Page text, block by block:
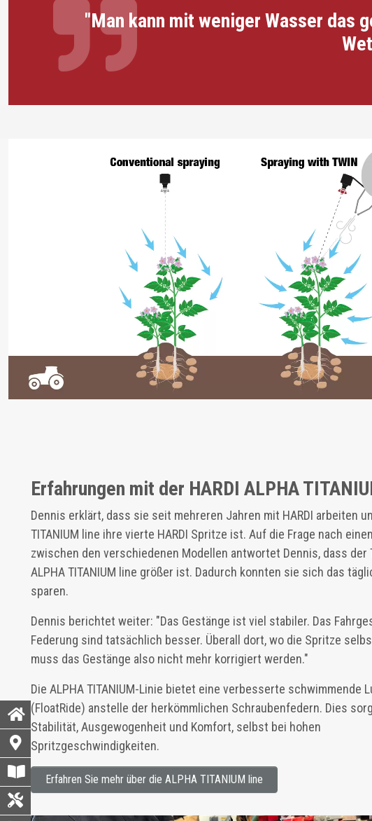
"Man kann mit weniger Wasser das
Erfahrungen mit der HARDI ALPHA
Dennis erklärt, dass sie seit mehreren Jahren mit HARDI arbeiten
TITANIUM line ihre vierte HARDI Spritze ist. Auf die Frage nach
zwischen den verschiedenen Modellen antwortet Dennis, dass der
ALPHA TITANIUM line größer ist. Dadurch konnten sie sich das
sparen.
Dennis berichtet weiter: "Das Gestänge ist viel stabiler. Das
Federung sind tatsächlich besser. Überall dort, wo die Spritze
muss das Gestänge also nicht mehr korrigiert werden."
Die ALPHA TITANIUM-Linie bietet eine verbesserte schwimmende
(FloatRide) anstelle der herkömmlichen Schraubenfedern. Dies
Stabilität, Ausgewogenheit und Komfort, selbst bei hohen
Spritzgeschwindigkeiten.
Erfahren Sie mehr über die ALPHA TITANIUM line